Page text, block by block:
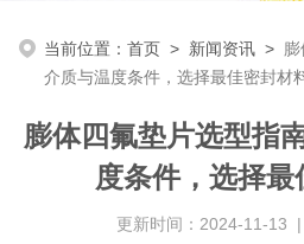
当前位置：首页 > 新闻资讯 >
介质与温度条件，选择最佳密封材
膨体四氟垫片选型指
度条件，选择
更新时间：2024-11-13